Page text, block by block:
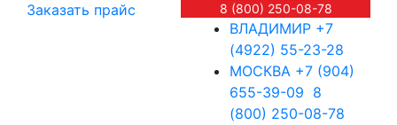
Заказать прайс
8 (800) 250-08-78
ВЛАДИМИР +7
(4922) 55-23-28
МОСКВА +7 (904)
655-39-09 8
(800) 250-08-78